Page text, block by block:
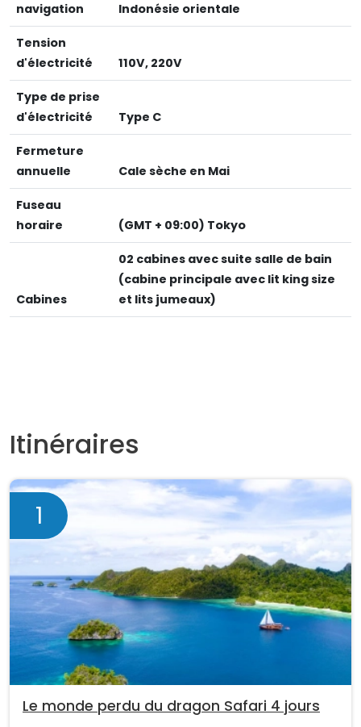
navigation
Indonésie orientale
Tension
d'électricité
110V, 220V
Type de prise
d'électricité
Type C
Fermeture
annuelle
Cale sèche en Mai
Fuseau
horaire
(GMT + 09:00) Tokyo
Cabines
02 cabines avec suite salle de bain
(cabine principale avec lit king size
et lits jumeaux)
Itinéraires
1
Le monde perdu du dragon Safari 4 jours